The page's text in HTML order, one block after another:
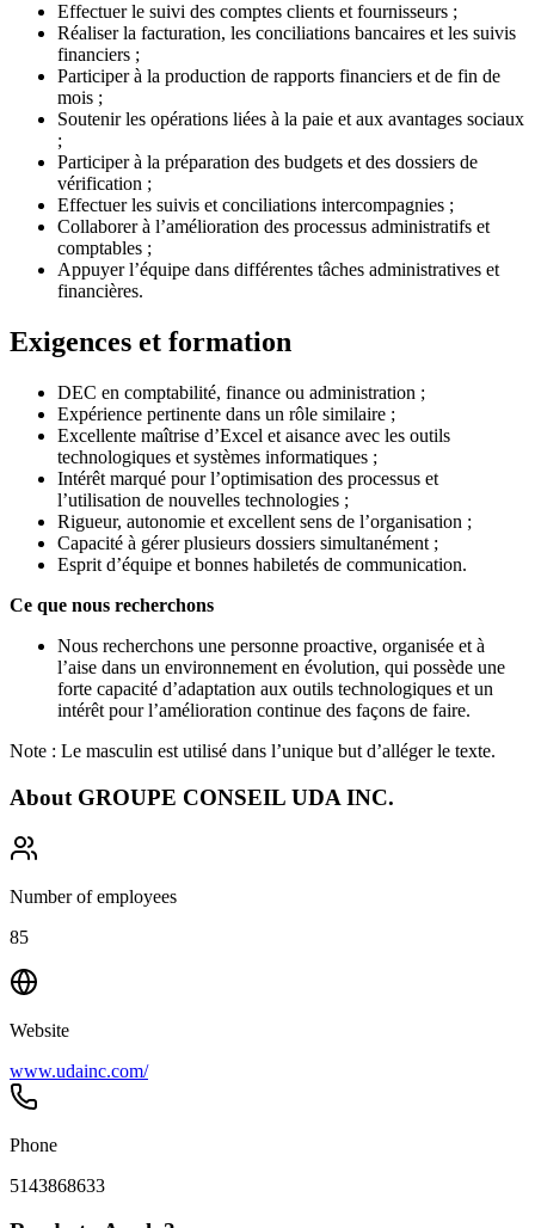
Effectuer le suivi des comptes clients et fournisseurs ;
Réaliser la facturation, les conciliations bancaires et les suivis
financiers ;
Participer à la production de rapports financiers et de fin de
mois ;
Soutenir les opérations liées à la paie et aux avantages sociaux
;
Participer à la préparation des budgets et des dossiers de
vérification ;
Effectuer les suivis et conciliations intercompagnies ;
Collaborer à l’amélioration des processus administratifs et
comptables ;
Appuyer l’équipe dans différentes tâches administratives et
financières.
Exigences et formation
DEC en comptabilité, finance ou administration ;
Expérience pertinente dans un rôle similaire ;
Excellente maîtrise d’Excel et aisance avec les outils
technologiques et systèmes informatiques ;
Intérêt marqué pour l’optimisation des processus et
l’utilisation de nouvelles technologies ;
Rigueur, autonomie et excellent sens de l’organisation ;
Capacité à gérer plusieurs dossiers simultanément ;
Esprit d’équipe et bonnes habiletés de communication.
Ce que nous recherchons
Nous recherchons une personne proactive, organisée et à
l’aise dans un environnement en évolution, qui possède une
forte capacité d’adaptation aux outils technologiques et un
intérêt pour l’amélioration continue des façons de faire.
Note : Le masculin est utilisé dans l’unique but d’alléger le texte.
About GROUPE CONSEIL UDA INC.
Number of employees
85
Website
www.udainc.com/
Phone
5143868633